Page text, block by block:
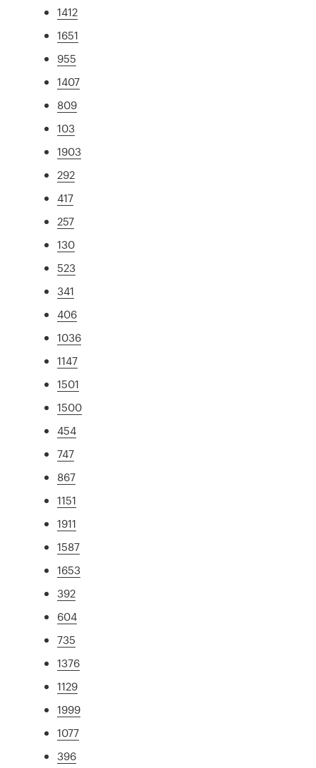
1412
1651
955
1407
809
103
1903
292
417
257
130
523
341
406
1036
1147
1501
1500
454
747
867
1151
1911
1587
1653
392
604
735
1376
1129
1999
1077
396